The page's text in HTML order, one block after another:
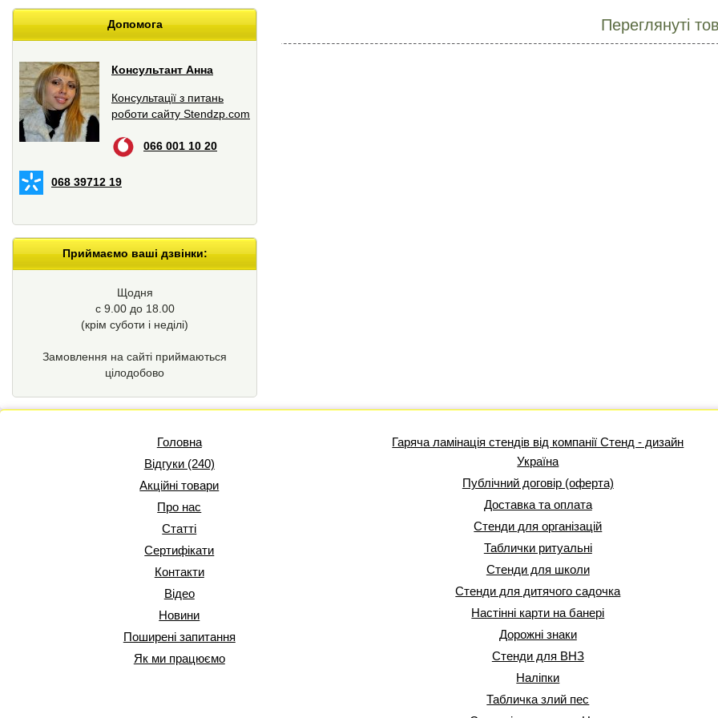
Допомога
Консультант Анна
Консультації з питань
роботи сайту Stendzp.com
066 001 10 20
068 39712 19
Приймаємо ваші дзвінки:
Щодня
с 9.00 до 18.00
(крім суботи і неділі)
Замовлення на сайті приймаються
цілодобово
Переглянуті
Головна
Відгуки (240)
Акційні товари
Про нас
Статті
Сертифікати
Контакти
Відео
Новини
Поширені запитання
Як ми працюємо
Гаряча ламінація стендів від компанії Стенд - дизайн
Україна
Публічний договір (оферта)
Доставка та оплата
Стенди для організацій
Таблички ритуальні
Стенди для школи
Стенди для дитячого садочка
Настінні карти на банері
Дорожні знаки
Стенди для ВНЗ
Наліпки
Табличка злий пес